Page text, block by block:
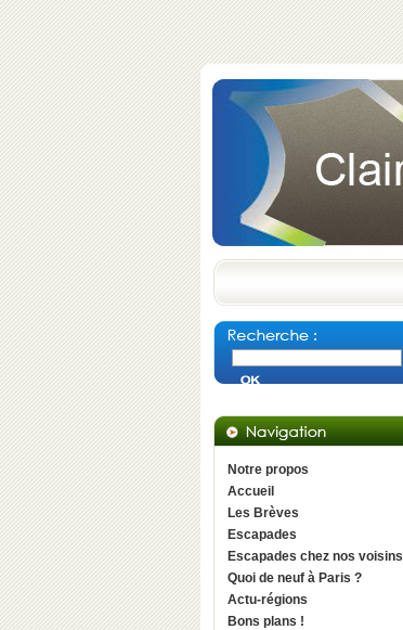
Notre propos
Accueil
Les Brèves
Escapades
Escapades chez nos voisins
Quoi de neuf à Paris ?
Actu-régions
Bons plans !